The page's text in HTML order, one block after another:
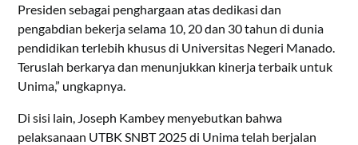
Presiden sebagai penghargaan atas dedikasi dan
pengabdian bekerja selama 10, 20 dan 30 tahun di dunia
pendidikan terlebih khusus di Universitas Negeri Manado.
Teruslah berkarya dan menunjukkan kinerja terbaik untuk
Unima,” ungkapnya.
Di sisi lain, Joseph Kambey menyebutkan bahwa
pelaksanaan UTBK SNBT 2025 di Unima telah berjalan